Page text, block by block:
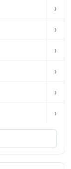
›
›
›
›
›
›